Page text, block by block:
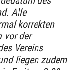
Alle
korrekten
vor der
Vereins
liegen zudem